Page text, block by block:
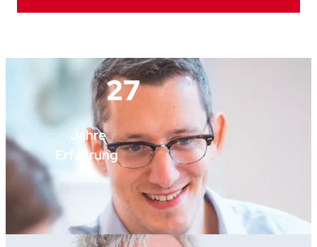
27
Jahre
Erfahrung